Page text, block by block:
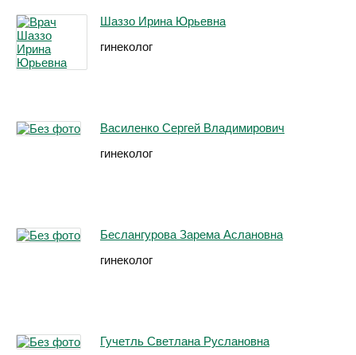
Шаззо Ирина Юрьевна
гинеколог
Василенко Сергей Владимирович
гинеколог
Беслангурова Зарема Аслановна
гинеколог
Гучетль Светлана Руслановна